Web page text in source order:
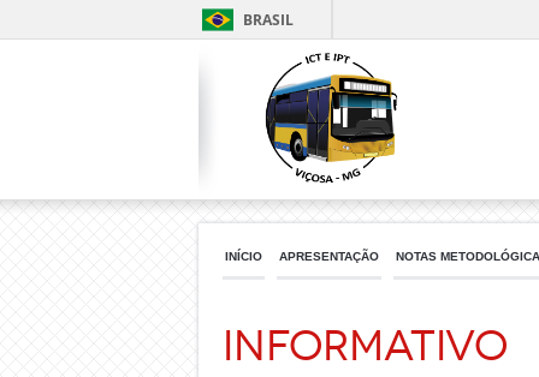
BRASIL
INÍCIO APRESENTAÇÃO NOTAS
Informativo